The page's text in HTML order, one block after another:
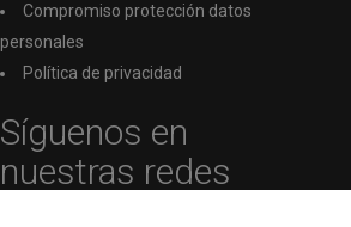
Compromiso protección datos
personales
Política de privacidad
Síguenos en
nuestras redes